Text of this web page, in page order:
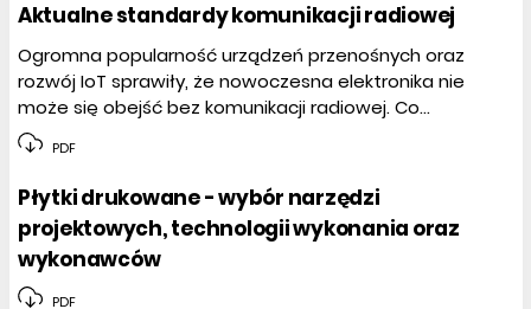
Aktualne standardy komunikacji radiowej
Ogromna popularność urządzeń przenośnych oraz
rozwój IoT sprawiły, że nowoczesna elektronika nie
może się obejść bez komunikacji radiowej. Co...
PDF
Płytki drukowane - wybór narzędzi
projektowych, technologii wykonania oraz
wykonawców
PDF